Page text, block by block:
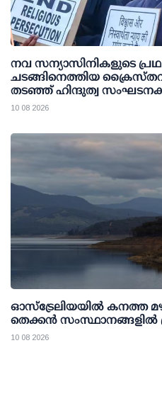
നവ സന്യാസിനികളുടെ
ചടങ്ങിനെത്തിയ
തടഞ്ഞ് ഹിന്ദുത്വ
10 08 2026
ഓസ്‌ട്രേലിയയിൽ കനത്ത
തെക്കൻ സംസ്ഥാനങ്ങളിൽ
10 08 2026